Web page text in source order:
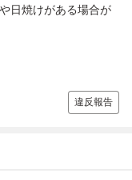
日焼けがある場合が
違反報告